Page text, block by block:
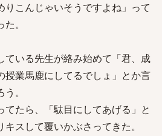
りこんじゃいそうですよね」って
。
ている先生が絡み始めて「君、成
授業馬鹿にしてるでしょ」とか言
。
てたら、「駄目にしてあげる」と
スして覆いかぶさってきた。